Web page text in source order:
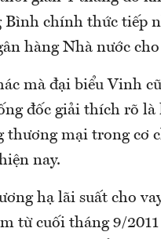
Bình chính thức tiếp
hàng Nhà nước cho
mà đại biểu Vinh
đốc giải thích rõ là
thương mại trong cơ
nay.
hạ lãi suất cho
từ cuối tháng 9/